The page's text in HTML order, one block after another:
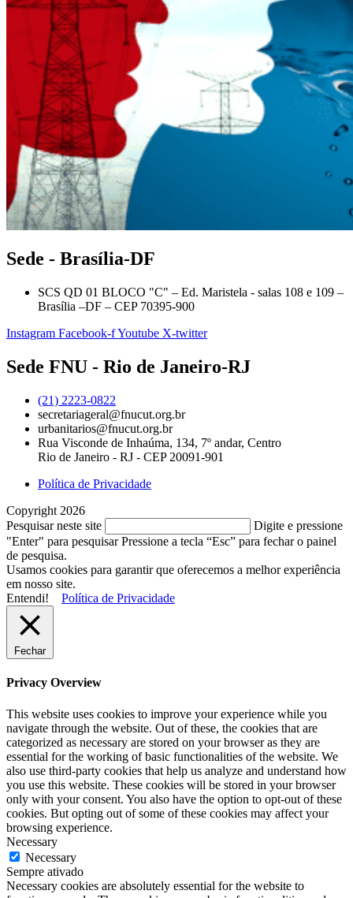
Sede - Brasília-DF
SCS QD 01 BLOCO "C" – Ed. Maristela - salas 108 e 109 –
Brasília –DF – CEP 70395-900
Instagram Facebook-fYoutube X-twitter
Sede FNU - Rio de Janeiro-RJ
(21) 2223-0822
secretariageral@fnucut.org.br
urbanitarios@fnucut.org.br
Rua Visconde de Inhaúma, 134, 7º andar, Centro
Rio de Janeiro - RJ - CEP 20091-901
Política de Privacidade
Copyright 2026
Pesquisar neste site
Digite e pressione
"Enter" para pesquisarPressione a tecla “Esc” para fechar o painel
de pesquisa.
Usamos cookies para garantir que oferecemos a melhor experiência
em nosso site.
Entendi!
Política de Privacidade
Fechar
Privacy Overview
This website uses cookies to improve your experience while you
navigate through the website. Out of these, the cookies that are
categorized as necessary are stored on your browser as they are
essential for the working of basic functionalities of the website. We
also use third-party cookies that help us analyze and understand how
you use this website. These cookies will be stored in your browser
only with your consent. You also have the option to opt-out of these
cookies. But opting out of some of these cookies may affect your
browsing experience.
Necessary
Necessary
Sempre ativado
Necessary cookies are absolutely essential for the website to